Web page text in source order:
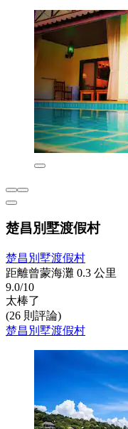
楚昌別墅渡假村
楚昌別墅渡假村
距離曾蒙海灘 0.3 公里
9.0/10
太棒了
(26 則評論)
楚昌別墅渡假村